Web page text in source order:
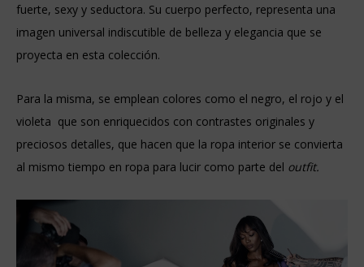
fuerte, sexy y seductora. Su cuerpo perfecto, representa una
imagen universal indiscutible de belleza y elegancia que se
proyecta en esta colección.
Para la misma, se emplean colores como el negro, el rojo y el
violeta que son enriquecidos con contrastes originales y
preciosos detalles, que hacen que la ropa interior se convierta
al mismo tiempo en ropa para lucir como parte del outfit.